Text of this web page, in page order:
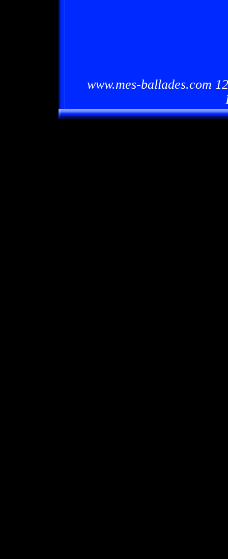
www.mes-ballades.com